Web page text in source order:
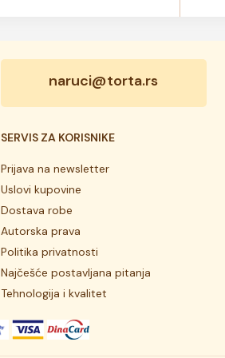
naruci@torta.rs
SERVIS ZA KORISNIKE
Prijava na newsletter
Uslovi kupovine
Dostava robe
Autorska prava
Politika privatnosti
Najčešće postavljana pitanja
Tehnologija i kvalitet